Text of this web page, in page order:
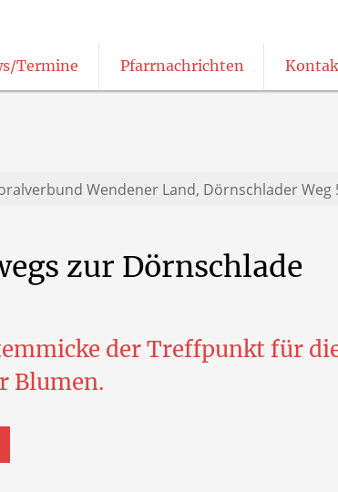
Termine Pfarrnachrichten
Wendener Land, Dörnschlader Weg
zur Dörnschlade
der Treffpunkt für
Blumen.